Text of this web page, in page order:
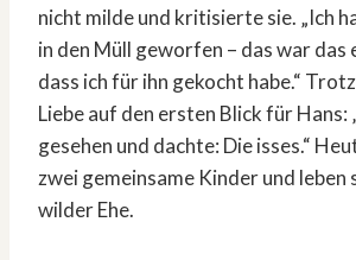
nicht milde und kritisierte sie. „Ich
in den Müll geworfen – das war das
dass ich für ihn gekocht habe.“
Liebe auf den ersten Blick für Hans:
gesehen und dachte: Die isses.“
zwei gemeinsame Kinder und leben
wilder Ehe.